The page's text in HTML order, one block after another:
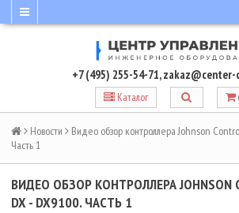
+7 (495) 255-54-71,
Каталог
Новости
Видео обзор контроллера Johnson
Часть 1
ВИДЕО ОБЗОР КОНТРОЛЛЕРА JOHNSON
DX - DX9100. ЧАСТЬ 1